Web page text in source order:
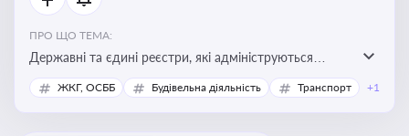
ПРО ЩО ТЕМА:
Державні та єдині реєстри, які адмініструються
Мінюстом України, і є ключовими інструментами для
юридичного захисту, ідентифікації прав, та
ЖКГ, ОСББ Будівельна діяльність Транспорт +1